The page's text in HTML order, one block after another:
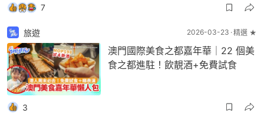
7
旅遊 2026-03-23 精選 ★
澳門國際美食之都嘉年華｜22 個美
食之都進駐！飲靚酒+免費試食
3